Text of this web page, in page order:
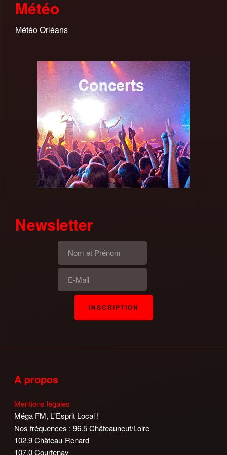
Météo
Météo Orléans
Newsletter
A propos
Mentions légales
Méga FM, L'Esprit Local !
Nos fréquences : 96.5 Châteauneuf/Loire
102.9 Château-Renard
107.0 Courtenay